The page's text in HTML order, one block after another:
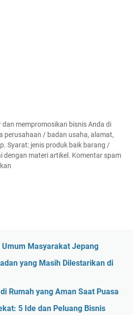
mempromosikan bisnis Anda di
perusahaan / badan usaha, alamat,
Syarat: jenis produk baik barang /
dengan materi artikel. Komentar spam
Masyarakat Jepang
yang Masih Dilestarikan di
Rumah yang Aman Saat Puasa
5 Ide dan Peluang Bisnis